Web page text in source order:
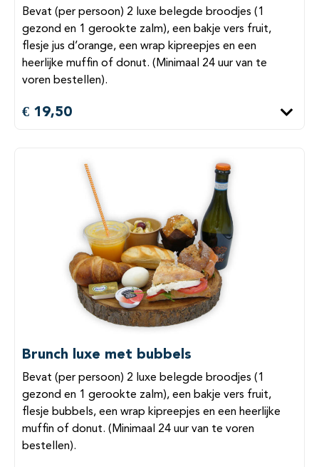
Bevat (per persoon) 2 luxe belegde broodjes (1
gezond en 1 gerookte zalm), een bakje vers fruit,
flesje jus d’orange, een wrap kipreepjes en een
heerlijke muffin of donut. (Minimaal 24 uur van te
voren bestellen).
€ 19,50
Brunch luxe met bubbels
Bevat (per persoon) 2 luxe belegde broodjes (1
gezond en 1 gerookte zalm), een bakje vers fruit,
flesje bubbels, een wrap kipreepjes en een heerlijke
muffin of donut. (Minimaal 24 uur van te voren
bestellen).